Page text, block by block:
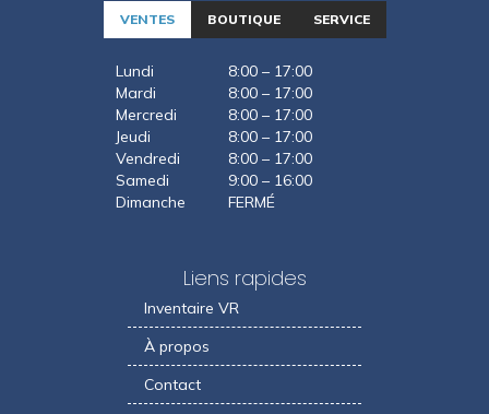
Liens rapides
Inventaire VR
À propos
Contact
VENTES BOUTIQUE SERVICE
Lundi
8:00 – 17:00
Mardi
8:00 – 17:00
Mercredi
8:00 – 17:00
Jeudi
8:00 – 17:00
Vendredi
8:00 – 17:00
Samedi
9:00 – 16:00
Dimanche
FERMÉ